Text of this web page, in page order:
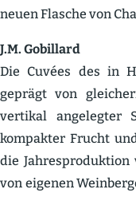
neuen Flasche von
J.M. Gobillard
Die Cuvées des in
geprägt von
vertikal angelegter
kompakter Frucht
die
von eigenen